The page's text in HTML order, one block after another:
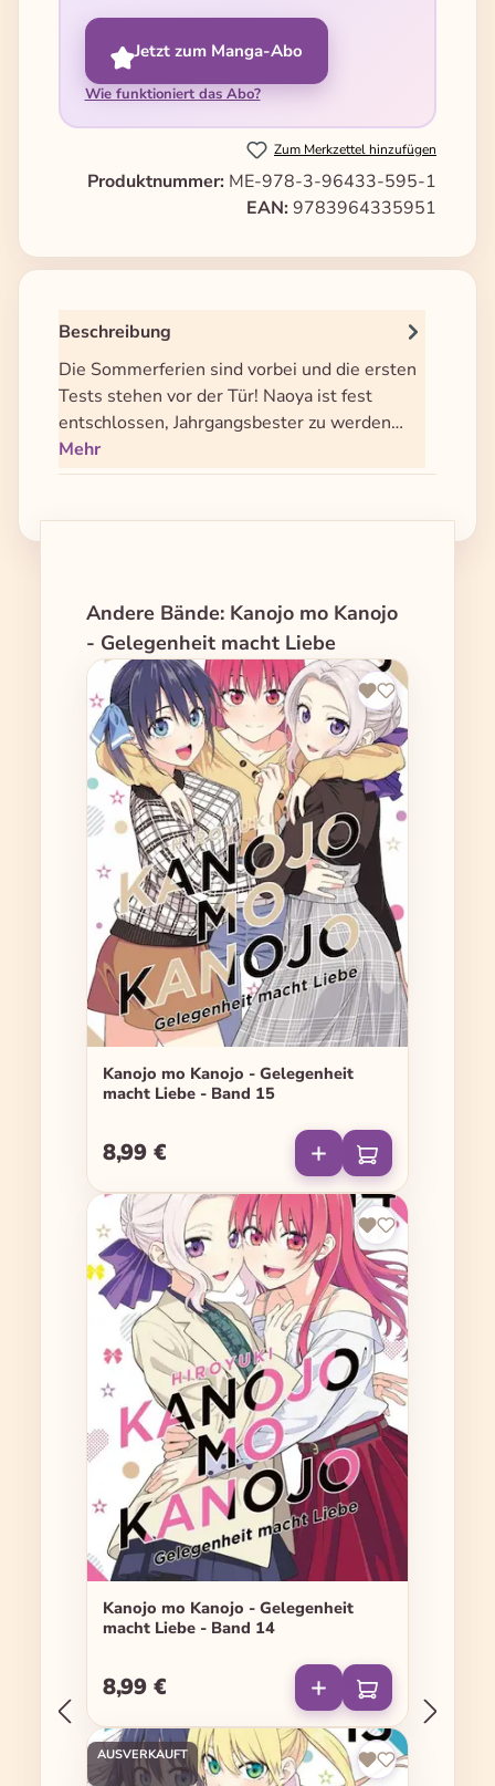
Jetzt zum Manga-Abo
Wie funktioniert das Abo?
Zum Merkzettel hinzufügen
Produktnummer: ME-978-3-96433-595-1
EAN: 9783964335951
Beschreibung
Die Sommerferien sind vorbei und die ersten
Tests stehen vor der Tür! Naoya ist fest
entschlossen, Jahrgangsbester zu werden…
Mehr
Produktgalerie überspringen
Andere Bände: Kanojo mo Kanojo
- Gelegenheit macht Liebe
Kanojo mo Kanojo - Gelegenheit
macht Liebe - Band 15
Regulärer Preis:
8,99 €
Kanojo mo Kanojo - Gelegenheit
macht Liebe - Band 14
Regulärer Preis:
8,99 €
AUSVERKAUFT